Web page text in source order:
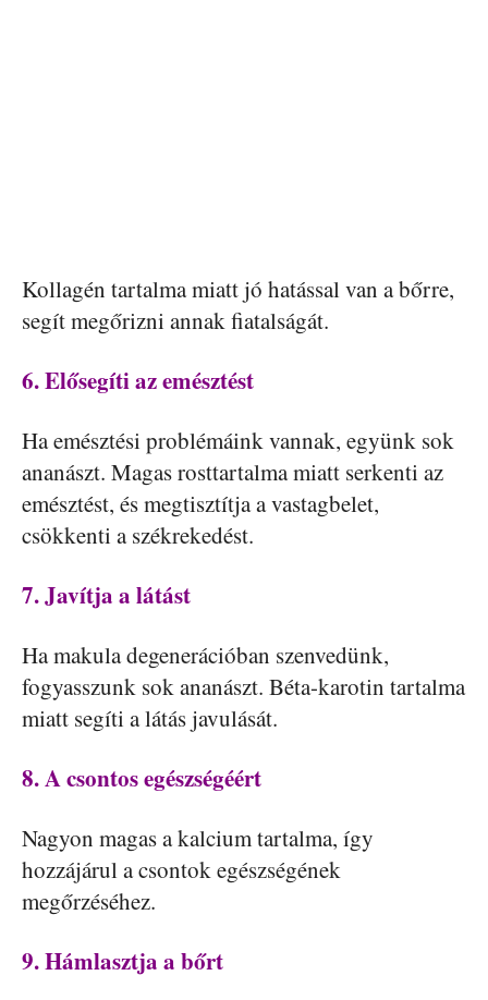
Kollagén tartalma miatt jó hatással van a bőrre,
segít megőrizni annak fiatalságát.
6. Elősegíti az emésztést
Ha emésztési problémáink vannak, együnk sok
ananászt. Magas rosttartalma miatt serkenti az
emésztést, és megtisztítja a vastagbelet,
csökkenti a székrekedést.
7. Javítja a látást
Ha makula degenerációban szenvedünk,
fogyasszunk sok ananászt. Béta-karotin tartalma
miatt segíti a látás javulását.
8. A csontos egészségéért
Nagyon magas a kalcium tartalma, így
hozzájárul a csontok egészségének
megőrzéséhez.
9. Hámlasztja a bőrt